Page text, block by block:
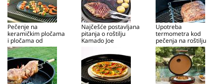
Pečenje na
keramičkim pločama
i pločama od
lijevanog željeza
Najčešće postavljana
pitanja o roštilju
Kamado Joe
Upotreba
termometra kod
pečenja na roštilju